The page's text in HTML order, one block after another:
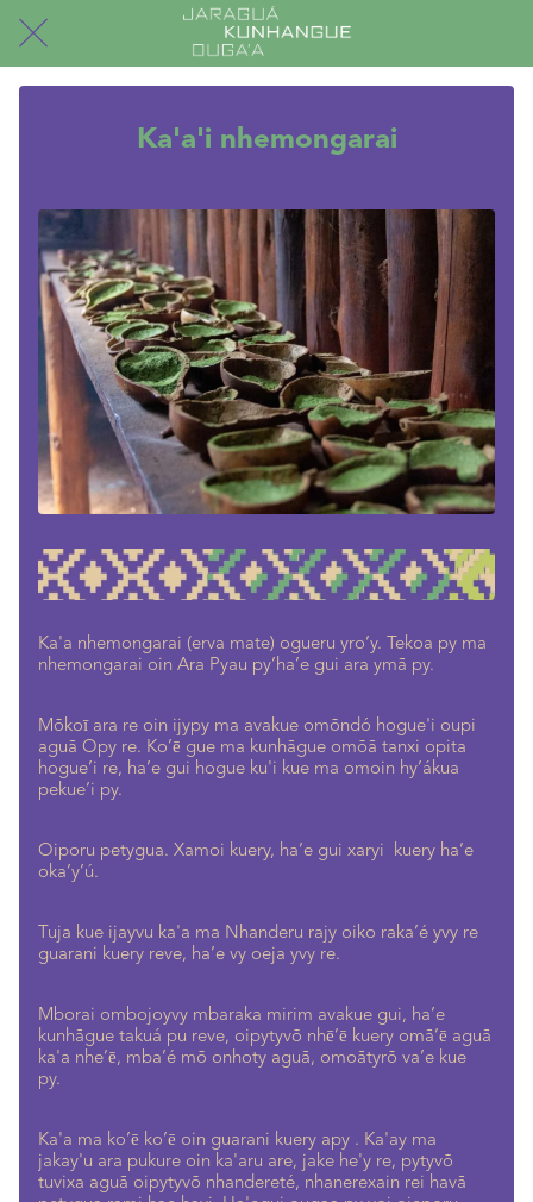
Ka'a'i nhemongarai
Ka'a nhemongarai (erva mate) ogueru yro’y. Tekoa py ma
nhemongarai oin Ara Pyau py’ha’e gui ara ymã py.
Mõkoī ara re oin ijypy ma avakue omõndó hogue'i oupi
aguã Opy re. Ko’ē gue ma kunhãgue omõã tanxi opita
hogue’i re, ha’e gui hogue ku'i kue ma omoin hy’ákua
pekue’i py.
Oiporu petygua. Xamoi kuery, ha’e gui xaryi kuery ha’e
oka’y’ú.
Tuja kue ijayvu ka'a ma Nhanderu rajy oiko raka’é yvy re
guarani kuery reve, ha’e vy oeja yvy re.
Mborai ombojoyvy mbaraka mirim avakue gui, ha’e
kunhãgue takuá pu reve, oipytyvõ nhē’ē kuery omã’ē aguã
ka'a nhe’ē, mba’é mõ onhoty aguã, omoãtyrõ va’e kue
py.
Ka'a ma ko’ē ko’ē oin guarani kuery apy . Ka'ay ma
jakay'u ara pukure oin ka'aru are, jake he'y re, pytyvõ
tuvixa aguã oipytyvõ nhandereté, nhanerexain rei havã